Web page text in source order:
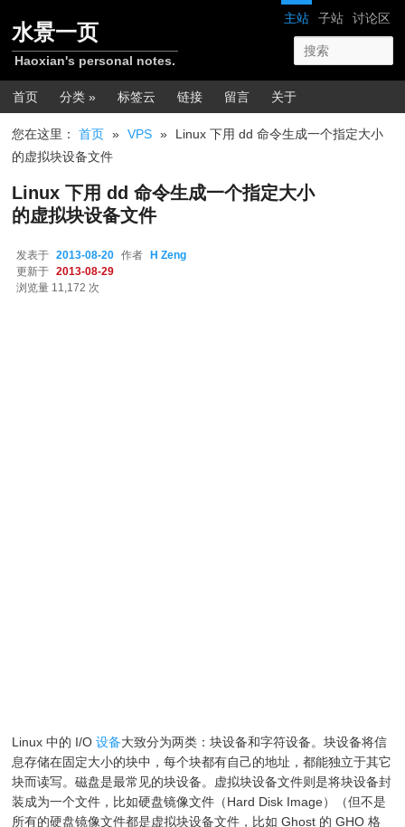
网站导航
主站 子站 讨论区
水景一页
Haoxian's personal notes.
主菜单
首页 分类 » 标签云 链接 留言 关于
您在这里：首页 » VPS »
Linux 下用 dd 命令生成一个指定大小
的虚拟块设备文件
Linux 下用 dd 命令生成一个指定大小
的虚拟块设备文件
发表于 2013-08-20 作者
H Zeng
更新于
2013-08-29
浏览量 11,172 次
Linux 中的 I/O设备大致分为两类：块设备和字符设备。块设备将信
息存储在固定大小的块中，每个块都有自己的地址，都能独立于其它
块而读写。磁盘是最常见的块设备。虚拟块设备文件则是将块设备封
装成为一个文件，比如硬盘镜像文件（Hard Disk Image）（但不是
所有的硬盘镜像文件都是虚拟块设备文件，比如 Ghost 的 GHO 格